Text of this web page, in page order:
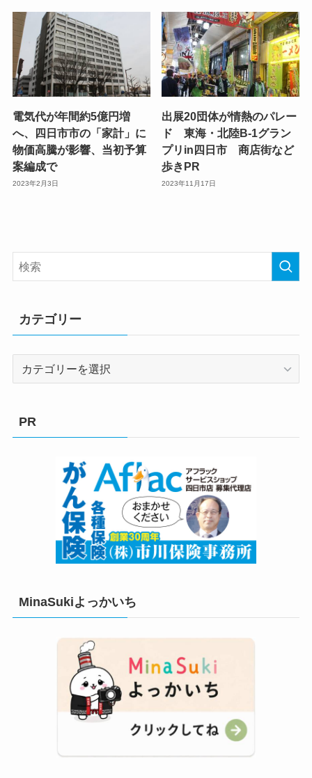
電気代が年間約5億円増
へ、四日市市の「家計」に
物価高騰が影響、当初予算
案編成で
2023年2月3日
出展20団体が情熱のパレー
ド 東海・北陸B-1グラン
プリin四日市 商店街など
歩きPR
2023年11月17日
カテゴリー
PR
MinaSukiよっかいち